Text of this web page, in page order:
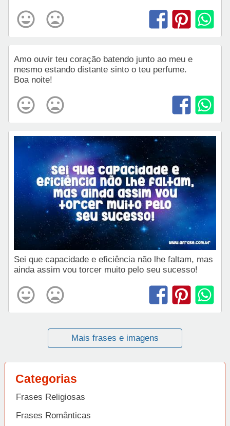
Amo ouvir teu coração batendo junto ao meu e
mesmo estando distante sinto o teu perfume.
Boa noite!
Sei que capacidade e eficiência não lhe faltam, mas
ainda assim vou torcer muito pelo seu sucesso!
Mais frases e imagens
Categorias
Frases Religiosas
Frases Românticas